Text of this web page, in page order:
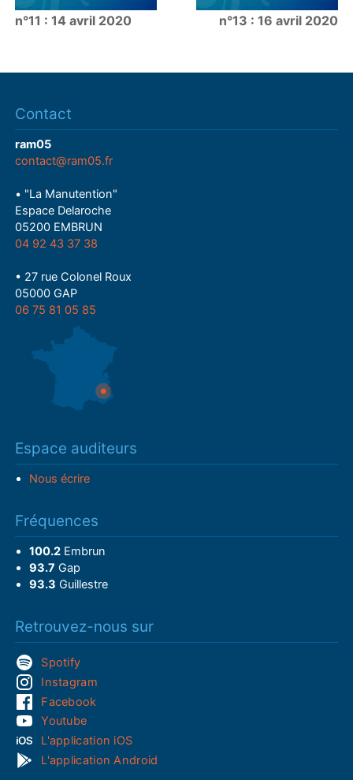
n°11 : 14 avril 2020 n°13 : 16 avril 2020
Contact
ram05
contact@ram05.fr
• "La Manutention"
Espace Delaroche
05200 EMBRUN
04 92 43 37 38
• 27 rue Colonel Roux
05000 GAP
06 75 81 05 85
Espace auditeurs
Nous écrire
Fréquences
100.2Embrun
93.7 Gap
93.3 Guillestre
Retrouvez-nous sur
Spotify
Instagram
Facebook
Youtube
L'application iOS
L'application Android